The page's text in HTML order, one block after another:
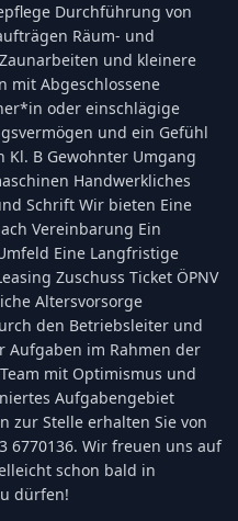
Durchführung von
Räum- und
und kleinere
mit Abgeschlossene
oder einschlägige
und ein Gefühl
B Gewohnter Umgang
Handwerkliches
Schrift Wir bieten Eine
Vereinbarung Ein
Eine Langfristige
Zuschuss Ticket ÖPNV
Altersvorsorge
den Betriebsleiter und
Aufgaben im Rahmen der
mit Optimismus und
Aufgabengebiet
zur Stelle erhalten Sie von
6770136. Wir freuen uns auf
schon bald in
dürfen!